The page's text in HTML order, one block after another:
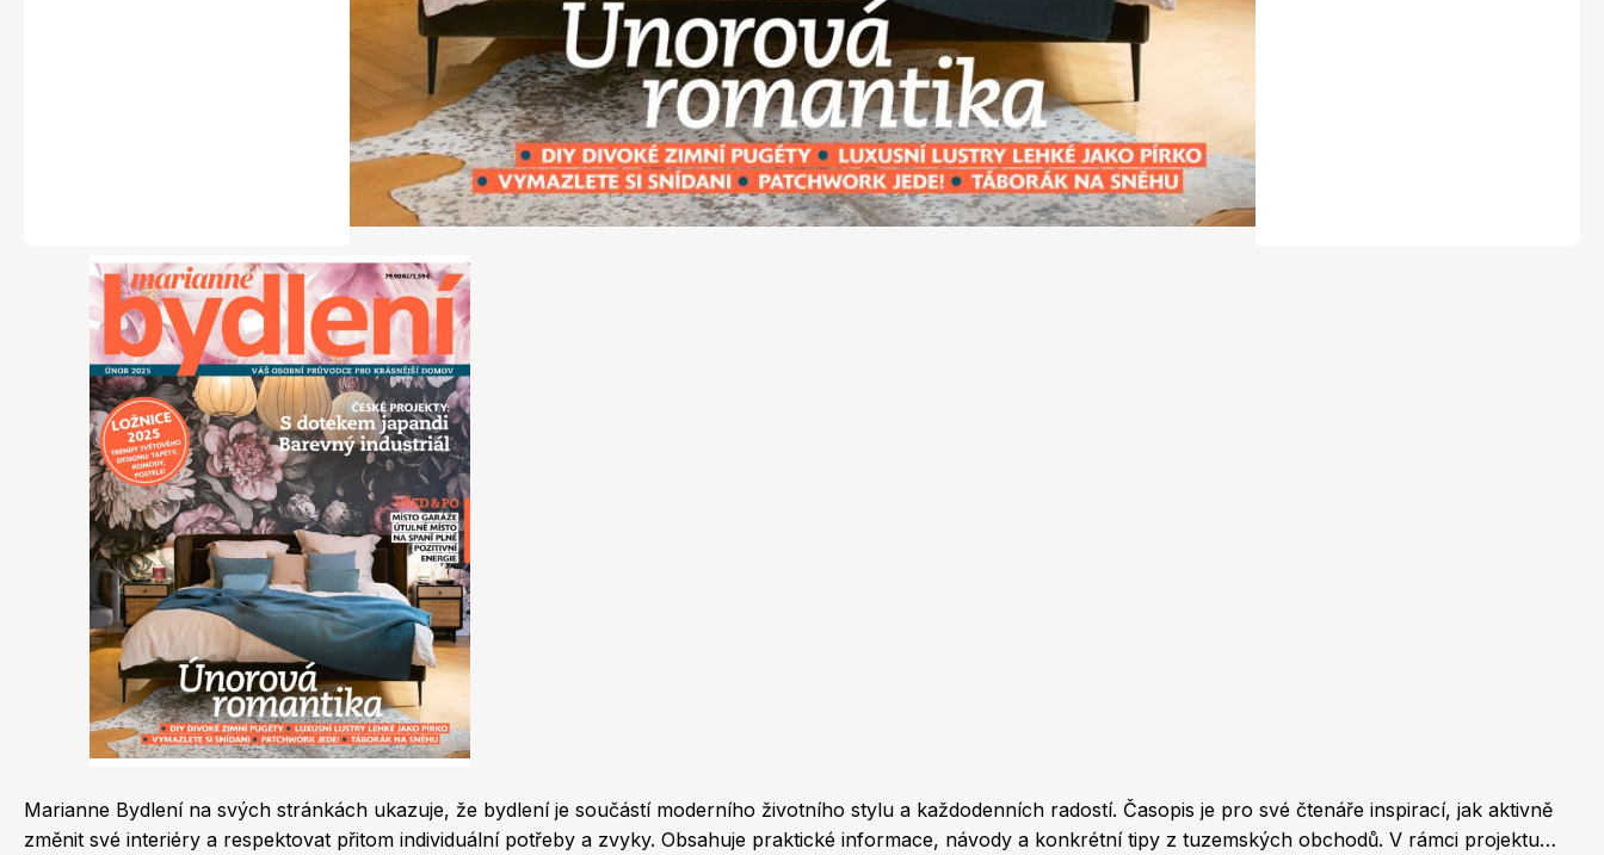
Chip
Sudoku a křížovky
Dětské časopisy
Burda Easy
Burda Best of Plus
Burda Best of
Burda Kids
Marianne Bydlení na svých stránkách ukazuje, že bydlení je součástí moderního životního stylu a každodenních radostí. Časopis je pro své čtenáře inspirací, jak aktivně
změnit své interiéry a respektovat přitom individuální potřeby a zvyky. Obsahuje praktické informace, návody a konkrétní tipy z tuzemských obchodů. V rámci projektu